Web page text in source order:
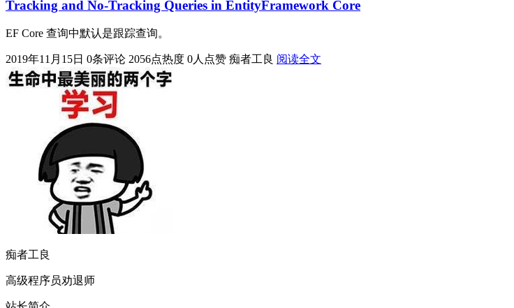
Tracking and No-Tracking Queries in EntityFramework Core
EF Core 查询中默认是跟踪查询。
2019年11月15日 0条评论 2056点热度 0人点赞 痴者工良 阅读全文
痴者工良
高级程序员劝退师